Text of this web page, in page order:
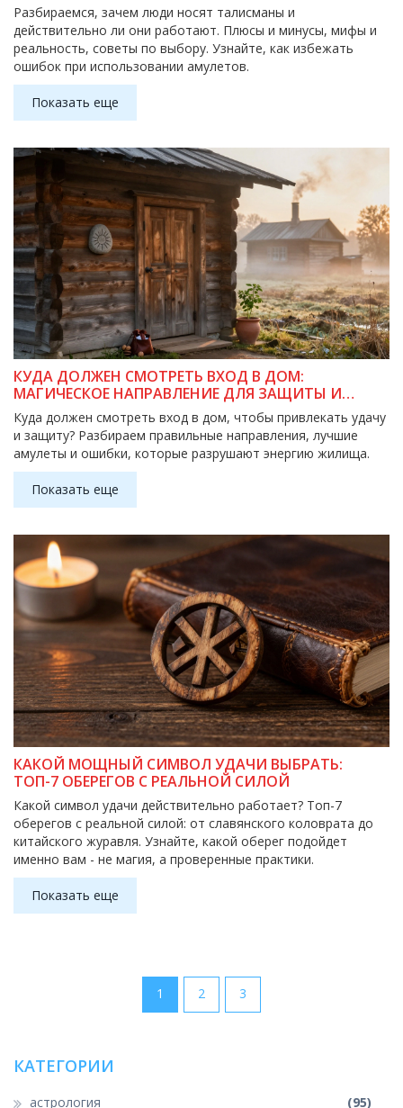
Разбираемся, зачем люди носят талисманы и
действительно ли они работают. Плюсы и минусы, мифы и
реальность, советы по выбору. Узнайте, как избежать
ошибок при использовании амулетов.
Показать еще
КУДА ДОЛЖЕН СМОТРЕТЬ ВХОД В ДОМ:
МАГИЧЕСКОЕ НАПРАВЛЕНИЕ ДЛЯ ЗАЩИТЫ И
БЛАГОПОЛУЧИЯ
Куда должен смотреть вход в дом, чтобы привлекать удачу
и защиту? Разбираем правильные направления, лучшие
амулеты и ошибки, которые разрушают энергию жилища.
Показать еще
КАКОЙ МОЩНЫЙ СИМВОЛ УДАЧИ ВЫБРАТЬ:
ТОП-7 ОБЕРЕГОВ С РЕАЛЬНОЙ СИЛОЙ
Какой символ удачи действительно работает? Топ-7
оберегов с реальной силой: от славянского коловрата до
китайского журавля. Узнайте, какой оберег подойдет
именно вам - не магия, а проверенные практики.
Показать еще
1 2 3
КАТЕГОРИИ
астрология (95)